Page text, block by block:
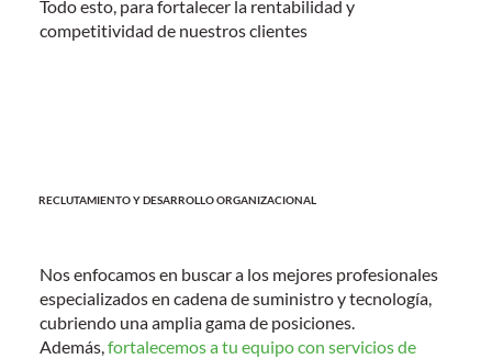
Todo esto, para fortalecer la rentabilidad y
competitividad de nuestros clientes
RECLUTAMIENTO Y DESARROLLO ORGANIZACIONAL
Nos enfocamos en buscar a los mejores profesionales
especializados en cadena de suministroy tecnología,
cubriendo una amplia gama de posiciones.
Además,fortalecemos a tu equipo con servicios de